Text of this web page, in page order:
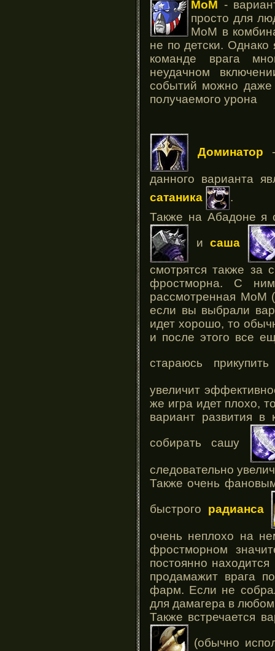
МоМ -
просто для
МоМ в
не по детски.
команде врага
неудачном
событий можно даже
получаемого урона
Доминатор
данного варианта
сатаника
.
Также на Абадоне
исаша
смотрятся также за
фростморна. С
рассмотренная МоМ
если вы выбрали
идет хорошо, то
и после этого все
стараюсь
увеличит
же игра идет плохо,
вариант развития в
собирать сашу
следовательно
Также очень
быстрого радианса
очень неплохо на
фростморном
постоянно
продамажит врага
фарм. Если не
для дамагера в
Также встречается
(обычно